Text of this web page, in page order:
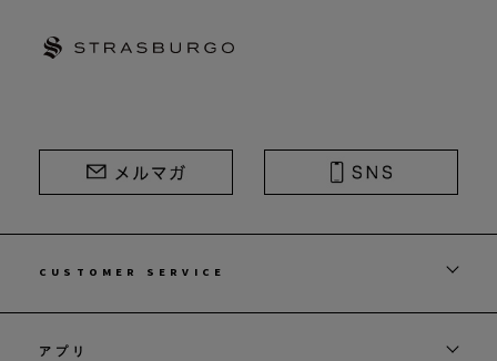
CUSTOMER SERVICE
アプリ